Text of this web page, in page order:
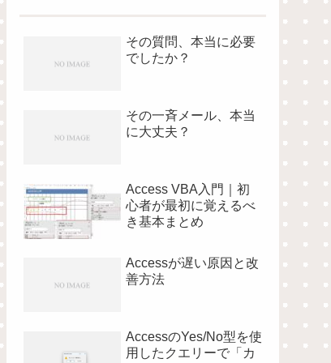
その質問、本当に必要
でしたか？
その一斉メール、本当
に大丈夫？
Access VBA入門｜初
心者が最初に覚えるべ
き基本まとめ
Accessが遅い原因と改
善方法
AccessのYes/No型を使
用したクエリーで「カ